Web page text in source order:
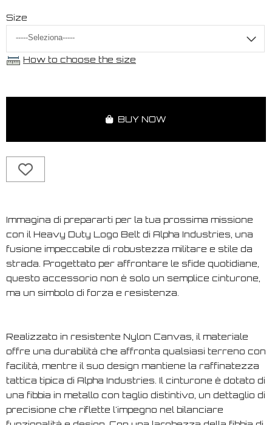
Size
How to choose the size
BUY NOW
Immagina di prepararti per la tua prossima missione
con il Heavy Duty Logo Belt di Alpha Industries, una
fusione impeccabile di robustezza militare e stile da
strada. Progettato per affrontare le sfide quotidiane,
questo accessorio non è solo un semplice cinturone,
ma un simbolo di forza e resistenza.
Realizzato in resistente Nylon Canvas, il materiale
offre una durabilità che affronta qualsiasi terreno con
facilità, mentre il suo design mantiene la raffinatezza
tattica tipica di Alpha Industries. Il cinturone è dotato di
una fibbia in metallo con taglio distintivo, un dettaglio di
precisione che riflette l'impegno nel bilanciare